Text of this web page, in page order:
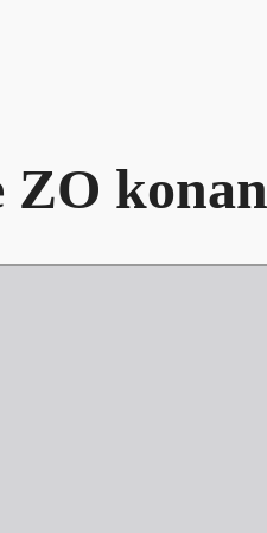
ZO